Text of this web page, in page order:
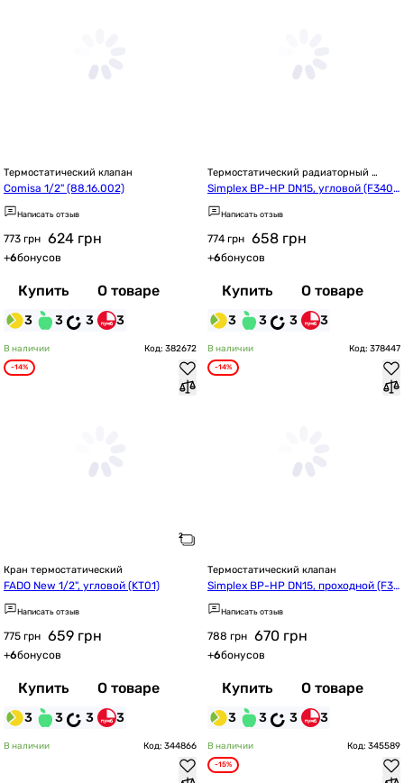
Термостатический клапан
Comisa 1/2" (88.16.002)
Написать отзыв
773 грн 624 грн
+6бонусов
Купить О товаре
3 3 3 3
Термостатический радиаторный
клапан
Simplex ВР-НР DN15, угловой (F3400
4)
Написать отзыв
774 грн 658 грн
+6бонусов
Купить О товаре
3 3 3 3
В наличии Код: 382672
-14%
Кран термостатический
FADO New 1/2", угловой (KT01)
Написать отзыв
775 грн 659 грн
+6бонусов
Купить О товаре
3 3 3 3
В наличии Код: 378447
-14%
Термостатический клапан
Simplex ВР-НР DN15, проходной (F34
001)
Написать отзыв
788 грн 670 грн
+6бонусов
Купить О товаре
3 3 3 3
В наличии Код: 344866 В наличии Код: 345589
-15%